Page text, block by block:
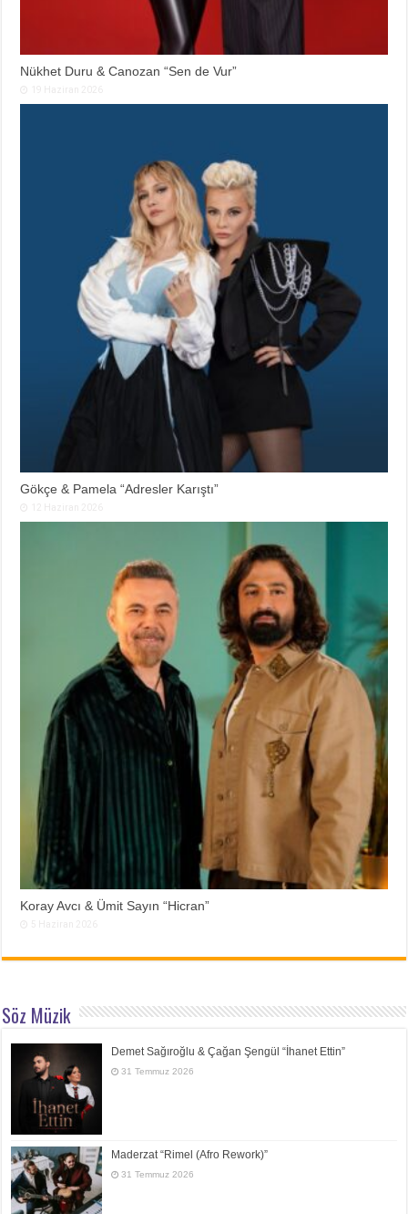
Nükhet Duru & Canozan “Sen de Vur”
Gökçe & Pamela “Adresler Karıştı”
Koray Avcı & Ümit Sayın “Hicran”
Söz Müzik
Demet Sağıroğlu & Çağan Şengül “İhanet Ettin”
31 Temmuz 2026
Maderzat “Rimel (Afro Rework)”
31 Temmuz 2026